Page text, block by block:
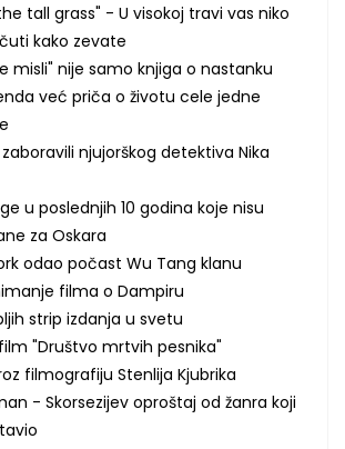
tall grass" - U visokoj travi vas niko
kako zevate
misli" nije samo knjiga o nastanku
već priča o životu cele jedne
njujorškog detektiva Nika
u poslednjih 10 godina koje nisu
za Oskara
odao počast Wu Tang klanu
filma o Dampiru
strip izdanja u svetu
"Društvo mrtvih pesnika"
filmografiju Stenlija Kjubrika
- Skorsezijev oproštaj od žanra koji